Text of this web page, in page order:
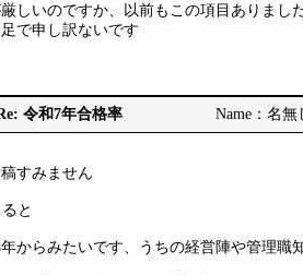
しいのですか、以前もこの項目ありまし
で申し訳ないです
令和7年合格率 Name：名
すみません
と
からみたいです、うちの経営陣や管理職